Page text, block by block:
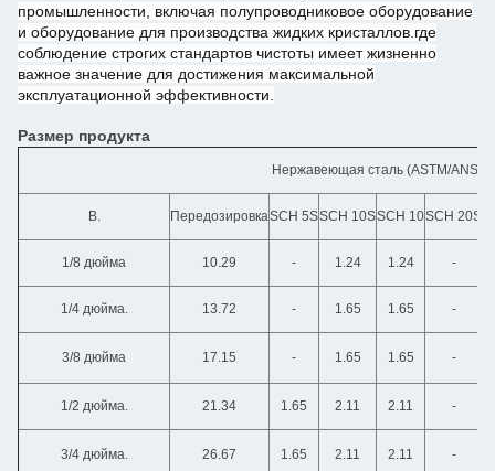
промышленности, включая полупроводниковое оборудование
и оборудование для производства жидких кристаллов.где
соблюдение строгих стандартов чистоты имеет жизненно
важное значение для достижения максимальной
эксплуатационной эффективности.
Размер продукта
Нержавеющая сталь (ASTM/ANSI)
В. ПередозировкаSCH 5SSCH 10SSCH 10SCH 20S
1/8 дюйма 10.29 - 1.24 1.24 -
1/4 дюйма. 13.72 - 1.65 1.65 -
3/8 дюйма 17.15 - 1.65 1.65 -
1/2 дюйма. 21.34 1.65 2.11 2.11 -
3/4 дюйма. 26.67 1.65 2.11 2.11 -